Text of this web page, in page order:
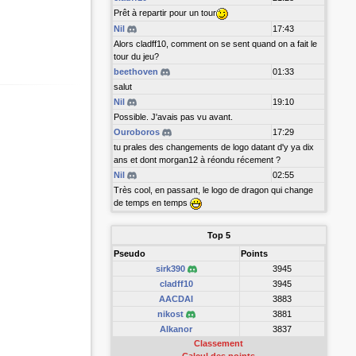
Prêt à repartir pour un tour
Nil
17:43
Alors cladff10, comment on se sent quand on a fait le
tour du jeu?
beethoven
01:33
salut
Nil
19:10
Possible. J'avais pas vu avant.
Ouroboros
17:29
tu prales des changements de logo datant d'y ya dix
ans et dont morgan12 à réondu récement ?
Nil
02:55
Très cool, en passant, le logo de dragon qui change
de temps en temps
Top 5
Pseudo
Points
sirk390
3945
cladff10
3945
AACDAI
3883
nikost
3881
Alkanor
3837
Classement